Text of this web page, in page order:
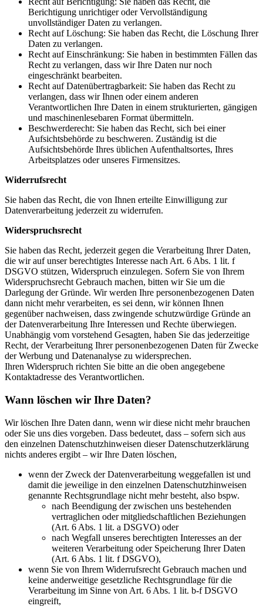
Berichtigung unrichtiger oder Vervollständigung
unvollständiger Daten zu verlangen.
Recht auf Löschung: Sie haben das Recht, die Löschung Ihrer
Daten zu verlangen.
Recht auf Einschränkung: Sie haben in bestimmten Fällen das
Recht zu verlangen, dass wir Ihre Daten nur noch
eingeschränkt bearbeiten.
Recht auf Datenübertragbarkeit: Sie haben das Recht zu
verlangen, dass wir Ihnen oder einem anderen
Verantwortlichen Ihre Daten in einem strukturierten, gängigen
und maschinenlesebaren Format übermitteln.
Beschwerderecht: Sie haben das Recht, sich bei einer
Aufsichtsbehörde zu beschweren. Zuständig ist die
Aufsichtsbehörde Ihres üblichen Aufenthaltsortes, Ihres
Arbeitsplatzes oder unseres Firmensitzes.
Widerrufsrecht
Sie haben das Recht, die von Ihnen erteilte Einwilligung zur
Datenverarbeitung jederzeit zu widerrufen.
Widerspruchsrecht
Sie haben das Recht, jederzeit gegen die Verarbeitung Ihrer Daten,
die wir auf unser berechtigtes Interesse nach Art. 6 Abs. 1 lit. f
DSGVO stützen, Widerspruch einzulegen. Sofern Sie von Ihrem
Widerspruchsrecht Gebrauch machen, bitten wir Sie um die
Darlegung der Gründe. Wir werden Ihre personenbezogenen Daten
dann nicht mehr verarbeiten, es sei denn, wir können Ihnen
gegenüber nachweisen, dass zwingende schutzwürdige Gründe an
der Datenverarbeitung Ihre Interessen und Rechte überwiegen.
Unabhängig vom vorstehend Gesagten, haben Sie das jederzeitige
Recht, der Verarbeitung Ihrer personenbezogenen Daten für Zwecke
der Werbung und Datenanalyse zu widersprechen.
Ihren Widerspruch richten Sie bitte an die oben angegebene
Kontaktadresse des Verantwortlichen.
Wann löschen wir Ihre Daten?
Wir löschen Ihre Daten dann, wenn wir diese nicht mehr brauchen
oder Sie uns dies vorgeben. Dass bedeutet, dass – sofern sich aus
den einzelnen Datenschutzhinweisen dieser Datenschutzerklärung
nichts anderes ergibt – wir Ihre Daten löschen,
wenn der Zweck der Datenverarbeitung weggefallen ist und
damit die jeweilige in den einzelnen Datenschutzhinweisen
genannte Rechtsgrundlage nicht mehr besteht, also bspw.
nach Beendigung der zwischen uns bestehenden
vertraglichen oder mitgliedschaftlichen Beziehungen
(Art. 6 Abs. 1 lit. a DSGVO) oder
nach Wegfall unseres berechtigten Interesses an der
weiteren Verarbeitung oder Speicherung Ihrer Daten
(Art. 6 Abs. 1 lit. f DSGVO),
wenn Sie von Ihrem Widerrufsrecht Gebrauch machen und
keine anderweitige gesetzliche Rechtsgrundlage für die
Verarbeitung im Sinne von Art. 6 Abs. 1 lit. b-f DSGVO
eingreift,